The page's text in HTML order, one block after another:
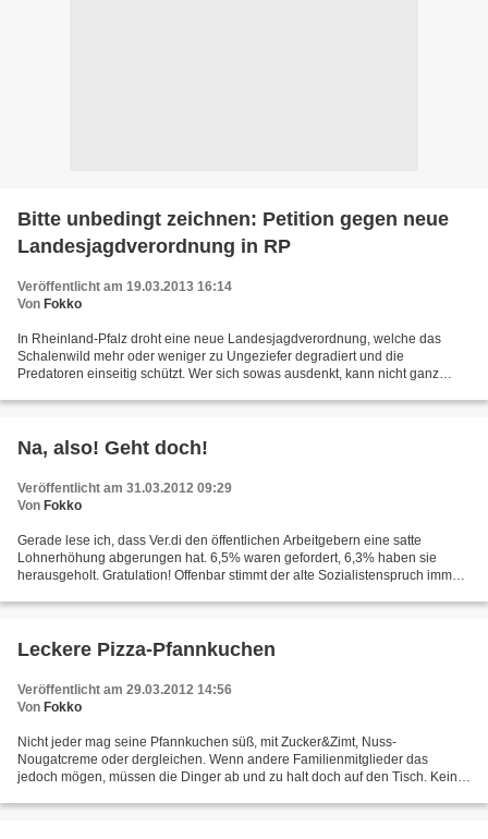
Bitte unbedingt zeichnen: Petition gegen neue
Landesjagdverordnung in RP
Veröffentlicht am 19.03.2013 16:14
Von Fokko
In Rheinland-Pfalz droht eine neue Landesjagdverordnung, welche das
Schalenwild mehr oder weniger zu Ungeziefer degradiert und die
Predatoren einseitig schützt. Wer sich sowas ausdenkt, kann nicht ganz
Na, also! Geht doch!
Veröffentlicht am 31.03.2012 09:29
Von Fokko
Gerade lese ich, dass Ver.di den öffentlichen Arbeitgebern eine satte
Lohnerhöhung abgerungen hat. 6,5% waren gefordert, 6,3% haben sie
herausgeholt. Gratulation! Offenbar stimmt der alte Sozialistenspruch immer
Leckere Pizza-Pfannkuchen
Veröffentlicht am 29.03.2012 14:56
Von Fokko
Nicht jeder mag seine Pfannkuchen süß, mit Zucker&Zimt, Nuss-
Nougatcreme oder dergleichen. Wenn andere Familienmitglieder das
jedoch mögen, müssen die Dinger ab und zu halt doch auf den Tisch. Kein